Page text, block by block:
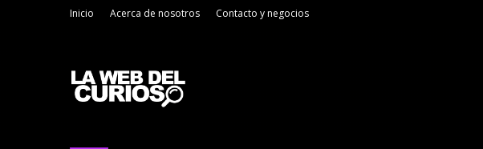
Inicio Acerca de nosotros Contacto y negocios